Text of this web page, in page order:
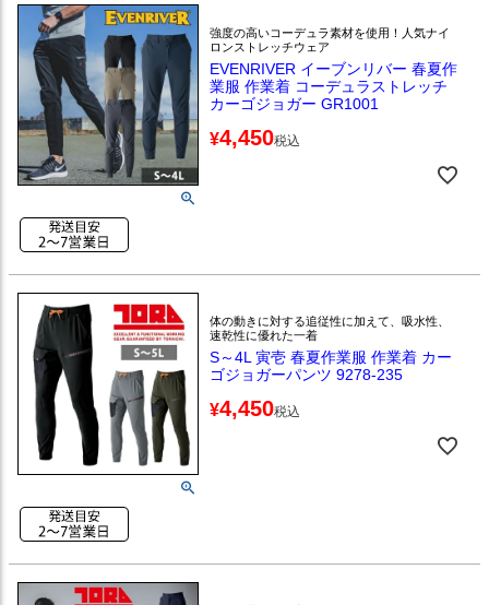
強度の高いコーデュラ素材を使用！人気ナイ
ロンストレッチウェア
EVENRIVER イーブンリバー 春夏作
業服 作業着 コーデュラストレッチ
カーゴジョガー GR1001
¥4,450税込
体の動きに対する追従性に加えて、吸水性、
速乾性に優れた一着
S～4L 寅壱 春夏作業服 作業着 カー
ゴジョガーパンツ 9278-235
¥4,450税込